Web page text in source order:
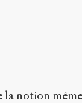
la notion